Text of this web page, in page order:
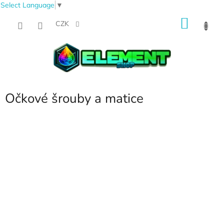
Select Language ▼
CZK
Očkové šrouby a matice